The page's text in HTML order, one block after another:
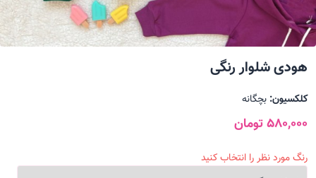
هودی شلوار رنگی
کلکسیون: بچگانه
580,000 تومان
رنگ مورد نظر را انتخاب کنید